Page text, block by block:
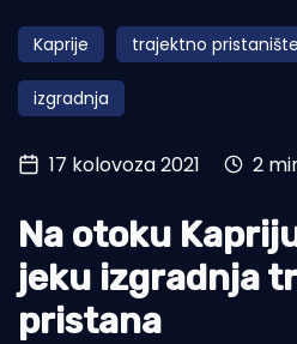
Obala
Otoci
Turizam i nautika
Pomorstvo
Ekologija
Tradicija i kultura
Kaprije trajektno pristanište
izgradnja
17 kolovoza 2021 2
Na otoku
jeku izgradnja
pristana